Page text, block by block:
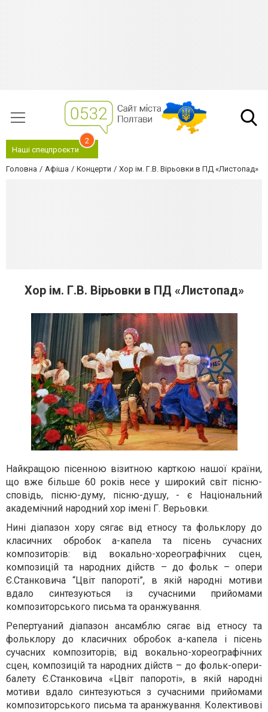
Наші спецпроєкти
2
Головна Афіша Концерти Хор ім. Г.В. Вірьовки в ПД «Листопад»
Хор ім. Г.В. Вірьовки в ПД «Листопад»
Найкращою пісенною візитною карткою нашої країни,
що вже більше 60 років несе у широкий світ пісню-
сповідь, пісню-думу, пісню-душу, - є Національний
академічний народний хор імені Г. Верьовки.
Нині діапазон хору сягає від етносу та фольклору до
класичних обробок а-капела та пісень сучасних
композиторів: від вокально-хореографічних сцен,
композицій та народних дійств – до фольк – опери
Є.Станковича “Цвіт папороті”, в якій народні мотиви
вдало синтезуються із сучасними прийомами
композиторського письма та оранжування.
Репертуаний діапазон ансамблю сягає від етносу та
фольклору до класичних обробок а-капела і пісень
сучасних композиторів; від вокально-хореографічних
сцен, композицій та народних дійств – до фольк-опери-
балету Є.Станковича «Цвіт папороті», в якій народні
мотиви вдало синтезуються з сучасними прийомами
композиторського письма та аранжування. Колективові